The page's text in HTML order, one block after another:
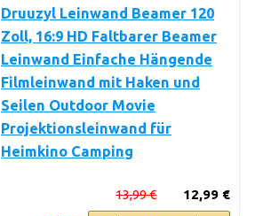
Druuzyl Leinwand Beamer 120
Zoll, 16:9 HD Faltbarer Beamer
Leinwand Einfache Hängende
Filmleinwand mit Haken und
Seilen Outdoor Movie
Projektionsleinwand für
Heimkino Camping
12,99 €
13,99 €